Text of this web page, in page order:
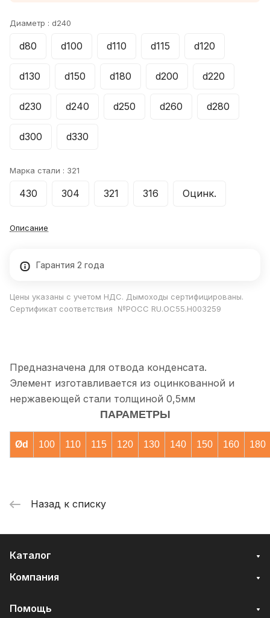
Диаметр : d240
d80 d100 d110 d115 d120
d130 d150 d180 d200 d220
d230 d240 d250 d260 d280
d300 d330
Марка стали : 321
430 304 321 316 Оцинк.
Описание
Гарантия 2 года
Цены указаны с учетом НДС. Дымоходы сертифицированы.
Сертификат соответствия №РОСС RU.ОС55.Н003259
Предназначена для отвода конденсата.
Элемент изготавливается из оцинкованной и
нержавеющей стали толщиной 0,5мм
ПАРАМЕТРЫ
Ød 100 110 115 120 130 140 150 160 180
Назад к списку
Каталог
Компания
Помощь